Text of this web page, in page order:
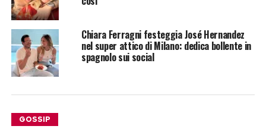
Chiara Ferragni festeggia José Hernandez
nel super attico di Milano: dedica bollente in
spagnolo sui social
GOSSIP